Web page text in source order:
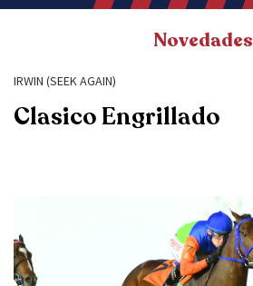
Novedades
IRWIN (SEEK AGAIN)
Clasico Engrillado